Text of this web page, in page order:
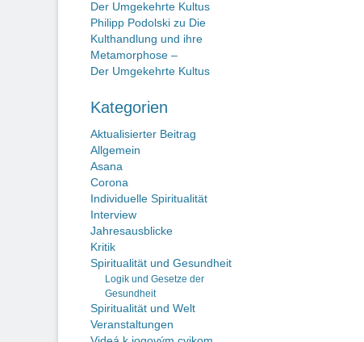
Der Umgekehrte Kultus
Philipp Podolski zu Die
Kulthandlung und ihre
Metamorphose –
Der Umgekehrte Kultus
Kategorien
Aktualisierter Beitrag
Allgemein
Asana
Corona
Individuelle Spiritualität
Interview
Jahresausblicke
Kritik
Spiritualität und Gesundheit
Logik und Gesetze der
Gesundheit
Spiritualität und Welt
Veranstaltungen